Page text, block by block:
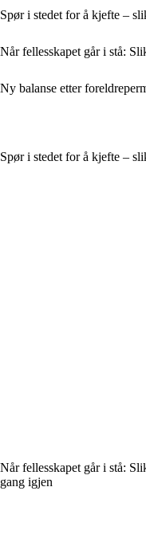
Spør i stedet for å kjefte –
Når fellesskapet går i stå:
Ny balanse etter
Spør i stedet for å kjefte –
Når fellesskapet går i stå:
gang igjen